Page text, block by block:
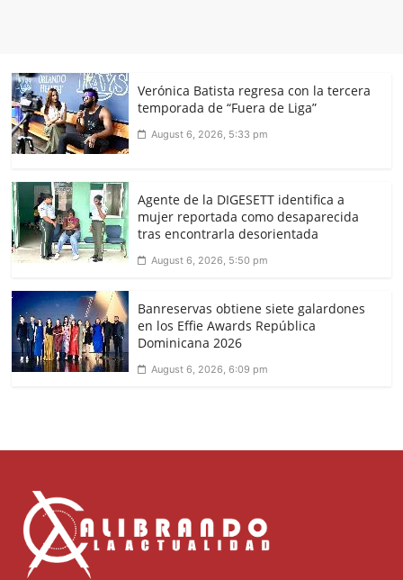
Verónica Batista regresa con la tercera
temporada de “Fuera de Liga”
August 6, 2026, 5:33 pm
Agente de la DIGESETT identifica a
mujer reportada como desaparecida
tras encontrarla desorientada
August 6, 2026, 5:50 pm
Banreservas obtiene siete galardones
en los Effie Awards República
Dominicana 2026
August 6, 2026, 6:09 pm